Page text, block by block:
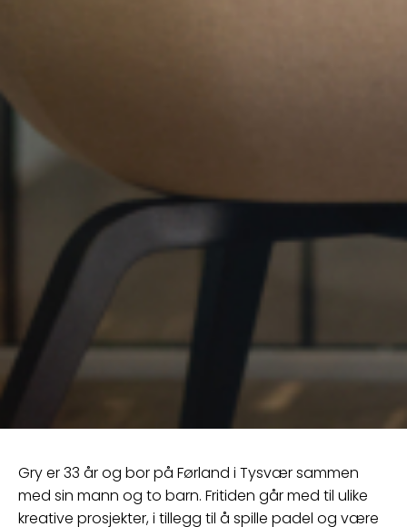
Gry er 33 år og bor på Førland i Tysvær sammen
med sin mann og to barn. Fritiden går med til ulike
kreative prosjekter, i tillegg til å spille padel og være